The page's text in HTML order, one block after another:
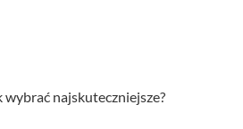
najskuteczniejsze?